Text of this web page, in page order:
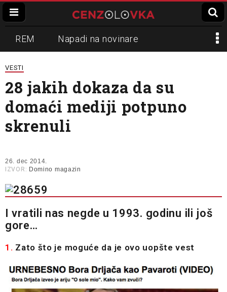
REM Napadi na novinare
Zvučni top
Propaganda Lokalni mediji
Informer Slavko Ćuruvija
VESTI
28 jakih dokaza da su
domaći mediji potpuno
skrenuli
26. dec 2014.
IZVOR: Domino magazin
I vratili nas negde u 1993. godinu ili još
gore…
1. Zato što je moguće da je ovo uopšte vest